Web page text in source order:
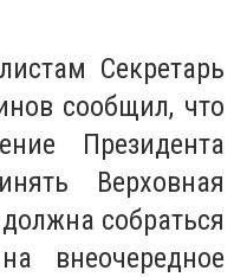
Секретарь
сообщил, что
Президента
Верховная
собраться
внеочередное